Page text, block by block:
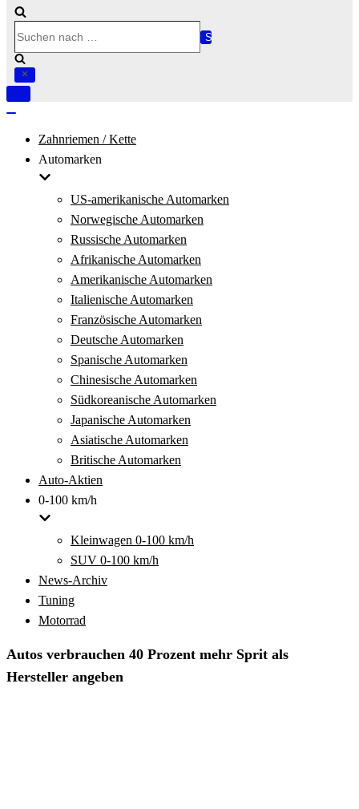
nach …
Navigation
Zahnriemen / Kette
Automarken
US-amerikanische Automarken
Norwegische Automarken
Russische Automarken
Afrikanische Automarken
Amerikanische Automarken
Italienische Automarken
Französische Automarken
Deutsche Automarken
Spanische Automarken
Chinesische Automarken
Südkoreanische Automarken
Japanische Automarken
Asiatische Automarken
Britische Automarken
Auto-Aktien
0-100 km/h
Kleinwagen 0-100 km/h
SUV 0-100 km/h
News-Archiv
Tuning
Motorrad
Autos verbrauchen 40 Prozent mehr Sprit als
Hersteller angeben